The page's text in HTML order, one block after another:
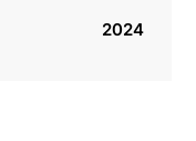
2024